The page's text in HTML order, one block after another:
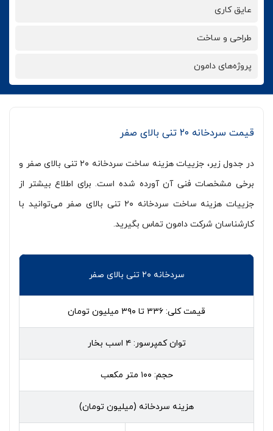
عایق کاری
طراحی و ساخت
پروژه‌های دامون
قیمت سردخانه ۲۰ تنی بالای صفر
در جدول زیر، جزییات هزینه ساخت سردخانه ۲۰ تنی بالای صفر و
برخی مشخصات فنی آن آورده شده است. برای اطلاع بیشتر از
جزییات هزینه ساخت سردخانه ۲۰ تنی بالای صفر می‌توانید با
کارشناسان شرکت دامون تماس بگیرید.
سردخانه ۲۰ تنی بالای صفر
قیمت کلی: ۳۳۶ تا ۳۹۰ میلیون تومان
توان کمپرسور: ۴ اسب بخار
حجم: ۱۰۰ متر مکعب
هزینه سردخانه (میلیون تومان)